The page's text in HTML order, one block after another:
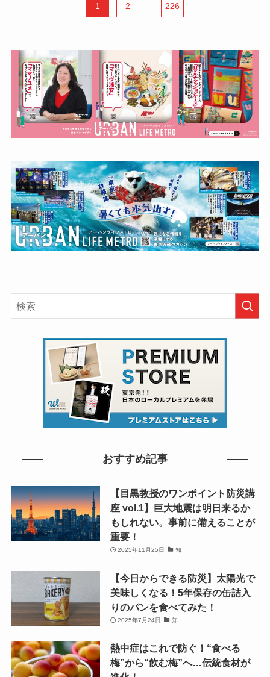
1 2 226
おすすめ記事
【目黒教授のワンポイント防災講
座 vol.1】巨大地震は明日来るか
もしれない。事前に備えることが
重要！
2025年11月25日 知
【今日からできる防災】太陽光で
美味しくなる！5年保存の缶詰入
りのパンを食べてみた！
2025年7月24日 知
熱中症はこれで防ぐ！“食べる
梅”から“飲む梅”へ…伝統食材が